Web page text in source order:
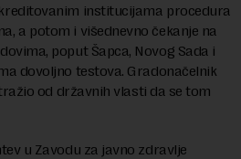
institucijama procedura
a potom i višednevno čekanje na
poput Šapca, Novog Sada i
dovoljno testova. Gradonačelnik
od državnih vlasti da se tom
u Zavodu za javno zdravlje